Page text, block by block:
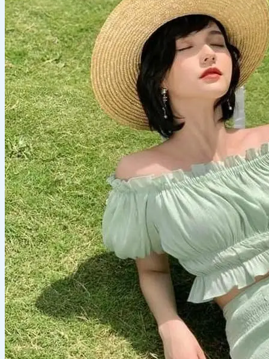
Ảnh meme
Sticker
Giới thiệu
Liên hệ
Chính Sách Bảo Mật
Chính Sách Đổi Trả
Chính Sách Vận Chuyển Và Đổi Trả
Điều Khoản & Chính Sách
Ảnh gái
Ảnh anime
Tìm
kiếm: